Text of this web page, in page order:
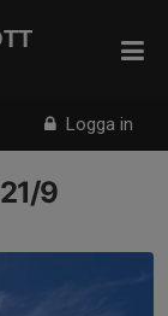
Logga in
9